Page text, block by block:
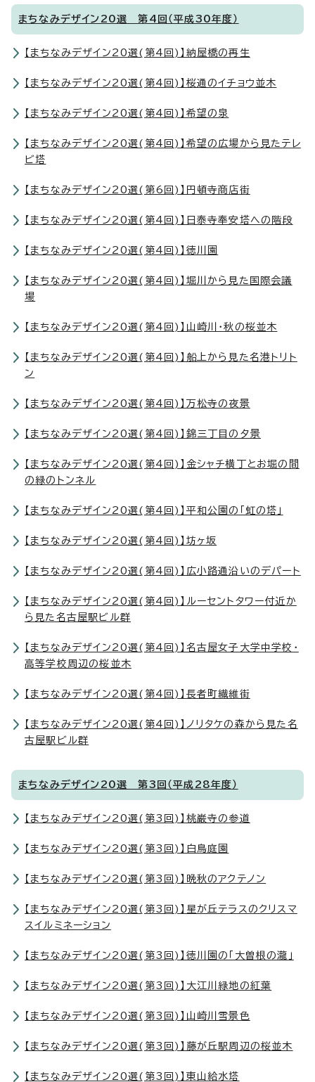
まちなみデザイン20選 第4回（平成30年度）
【まちなみデザイン20選(第4回)】納屋橋の再生
【まちなみデザイン20選(第4回)】桜通のイチョウ並木
【まちなみデザイン20選(第4回)】希望の泉
【まちなみデザイン20選(第4回)】希望の広場から見たテレ
ビ塔
【まちなみデザイン20選(第6回)】円頓寺商店街
【まちなみデザイン20選(第4回)】日泰寺奉安塔への階段
【まちなみデザイン20選(第4回)】徳川園
【まちなみデザイン20選(第4回)】堀川から見た国際会議
場
【まちなみデザイン20選(第4回)】山崎川・秋の桜並木
【まちなみデザイン20選(第4回)】船上から見た名港トリト
ン
【まちなみデザイン20選(第4回)】万松寺の夜景
【まちなみデザイン20選(第4回)】錦三丁目の夕景
【まちなみデザイン20選(第4回)】金シャチ横丁とお堀の間
の緑のトンネル
【まちなみデザイン20選(第4回)】平和公園の「虹の塔」
【まちなみデザイン20選(第4回)】坊ヶ坂
【まちなみデザイン20選(第4回)】広小路通沿いのデパート
【まちなみデザイン20選(第4回)】ルーセントタワー付近か
ら見た名古屋駅ビル群
【まちなみデザイン20選(第4回)】名古屋女子大学中学校・
高等学校周辺の桜並木
【まちなみデザイン20選(第4回)】長者町繊維街
【まちなみデザイン20選(第4回)】ノリタケの森から見た名
古屋駅ビル群
まちなみデザイン20選 第3回（平成28年度）
【まちなみデザイン20選(第3回)】桃巌寺の参道
【まちなみデザイン20選(第3回)】白鳥庭園
【まちなみデザイン20選(第3回)】晩秋のアクテノン
【まちなみデザイン20選(第3回)】星が丘テラスのクリスマ
スイルミネーション
【まちなみデザイン20選(第3回)】徳川園の「大曽根の瀧」
【まちなみデザイン20選(第3回)】大江川緑地の紅葉
【まちなみデザイン20選(第3回)】山崎川雪景色
【まちなみデザイン20選(第3回)】藤が丘駅周辺の桜並木
【まちなみデザイン20選(第3回)】東山給水塔